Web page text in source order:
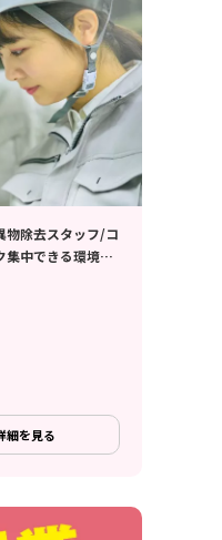
物除去スタッフ/コ
集中できる環境で
細を見る